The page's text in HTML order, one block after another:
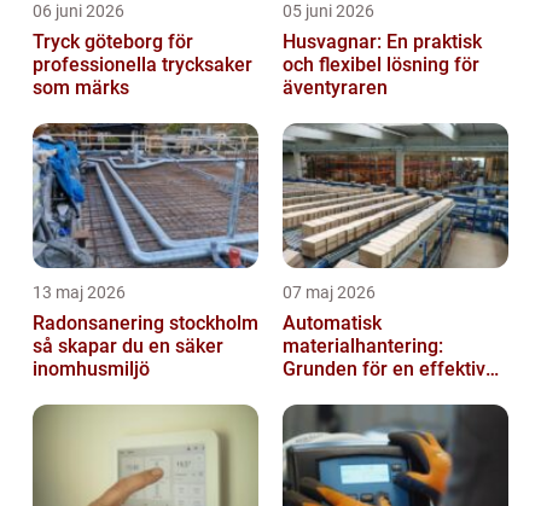
06 juni 2026
Tryck göteborg för
professionella trycksaker
som märks
05 juni 2026
Husvagnar: En praktisk
och flexibel lösning för
äventyraren
13 maj 2026
Radonsanering stockholm
så skapar du en säker
inomhusmiljö
07 maj 2026
Automatisk
materialhantering:
Grunden för en effektiv